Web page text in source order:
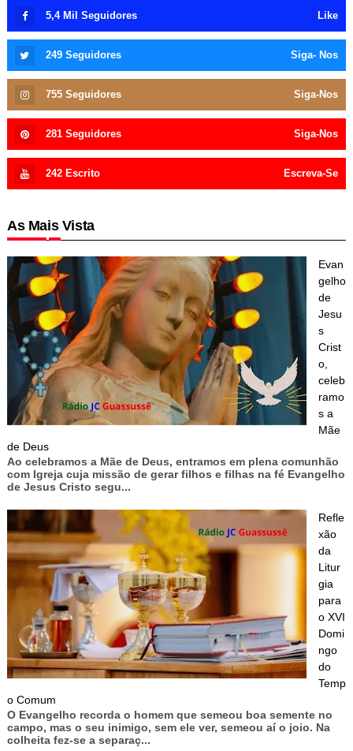
5,4 Mil Seguidores Like
249 Seguidores Siga- Nos
755 Seguidores Siga-Nos
281 Seguidores Siga-Nos
242 Escrito Escreva-Se
As Mais Vista
Evan
gelho
de
Jesu
s
Crist
o,
celeb
ramo
s a
Mãe
de Deus
Ao celebramos a Mãe de Deus, entramos em plena comunhão
com Igreja cuja missão de gerar filhos e filhas na fé Evangelho
de Jesus Cristo segu...
Refle
xão
da
Litur
gia
para
o XVI
Domi
ngo
do
Temp
o Comum
O Evangelho recorda o homem que semeou boa semente no
campo, mas o seu inimigo, sem ele ver, semeou aí o joio. Na
colheita fez-se a separaç...